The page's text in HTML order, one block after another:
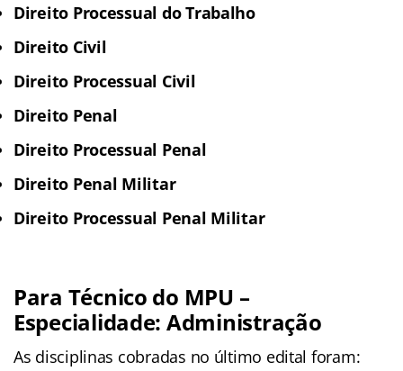
Direito Processual do Trabalho
Direito Civil
Direito Processual Civil
Direito Penal
Direito Processual Penal
Direito Penal Militar
Direito Processual Penal Militar
Para Técnico do MPU –
Especialidade: Administração
As disciplinas cobradas no último edital foram: